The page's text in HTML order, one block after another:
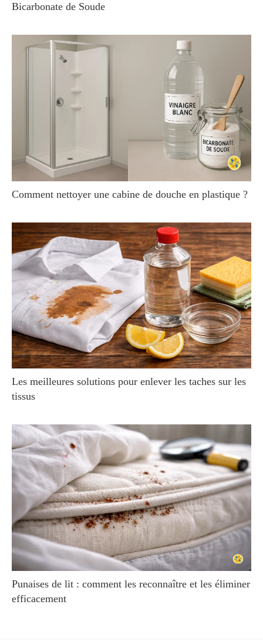
Bicarbonate de Soude
Comment nettoyer une cabine de douche en plastique ?
Les meilleures solutions pour enlever les taches sur les
tissus
Punaises de lit : comment les reconnaître et les éliminer
efficacement